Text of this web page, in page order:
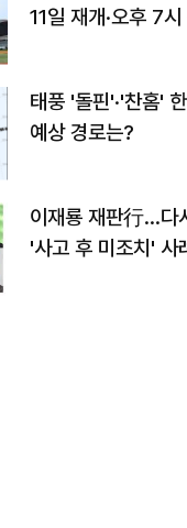
11일 재개·오후 7
태풍 '돌핀'·'찬홈'
예상 경로는?
이재룡 재판行…다
'사고 후 미조치' 사